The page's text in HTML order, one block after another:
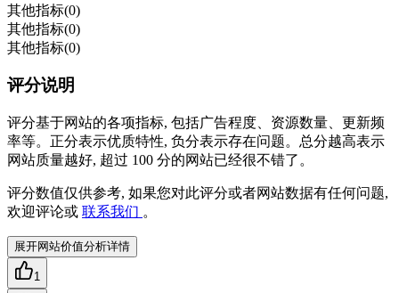
其他指标(0)
其他指标(0)
其他指标(0)
评分说明
评分基于网站的各项指标, 包括广告程度、资源数量、更新频
率等。正分表示优质特性, 负分表示存在问题。总分越高表示
网站质量越好, 超过 100 分的网站已经很不错了。
评分数值仅供参考, 如果您对此评分或者网站数据有任何问题,
欢迎评论或 联系我们 。
展开网站价值分析详情
1